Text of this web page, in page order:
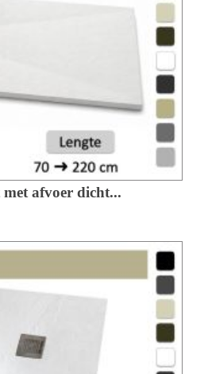
afvoer dicht...